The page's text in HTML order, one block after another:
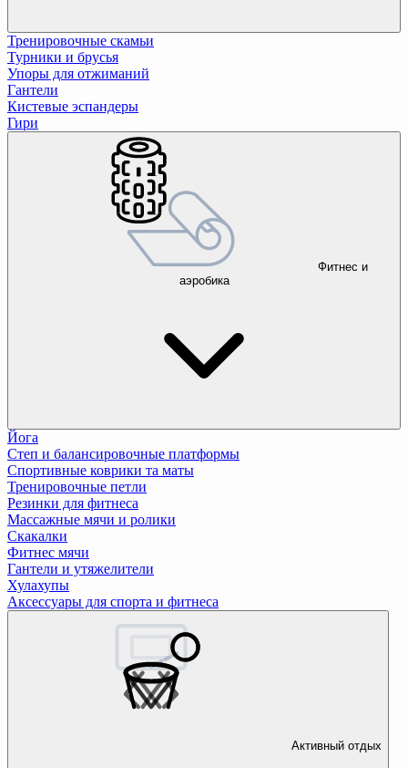
Тренировочные скамьи
Турники и брусья
Упоры для отжиманий
Гантели
Кистевые эспандеры
Гири
Фитнес и
аэробика
Йога
Степ и балансировочные платформы
Спортивные коврики та маты
Тренировочные петли
Резинки для фитнеса
Массажные мячи и ролики
Скакалки
Фитнес мячи
Гантели и утяжелители
Хулахупы
Аксессуары для спорта и фитнеса
Активный отдых